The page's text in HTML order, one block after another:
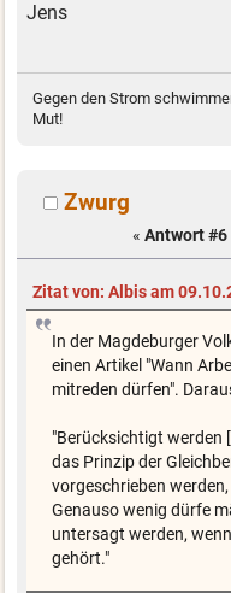
Jens
Gegen den Strom
Mut!
Zwurg
« Antwort #6
Zitat von: Albis am
In der Magdeburger
einen Artikel "Wann
mitreden dürfen".
"Berücksichtigt werden
das Prinzip der
vorgeschrieben
Genauso wenig dürfe
untersagt werden,
gehört."